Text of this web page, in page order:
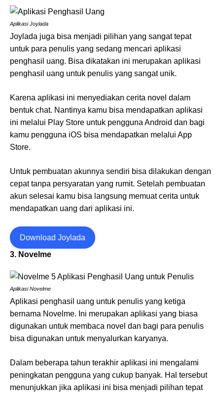
Aplikasi Joylada
Joylada juga bisa menjadi pilihan yang sangat tepat
untuk para penulis yang sedang mencari aplikasi
penghasil uang. Bisa dikatakan ini merupakan aplikasi
penghasil uang untuk penulis yang sangat unik.
Karena aplikasi ini menyediakan cerita novel dalam
bentuk chat. Nantinya kamu bisa mendapatkan aplikasi
ini melalui Play Store untuk pengguna Android dan bagi
kamu pengguna iOS bisa mendapatkan melalui App
Store.
Untuk pembuatan akunnya sendiri bisa dilakukan dengan
cepat tanpa persyaratan yang rumit. Setelah pembuatan
akun selesai kamu bisa langsung memuat cerita untuk
mendapatkan uang dari aplikasi ini.
Download Joylada
3. Novelme
Aplikasi Novelme
Aplikasi penghasil uang untuk penulis yang ketiga
bernama Novelme. Ini merupakan aplikasi yang biasa
digunakan untuk membaca novel dan bagi para penulis
bisa digunakan untuk menyalurkan karyanya.
Dalam beberapa tahun terakhir aplikasi ini mengalami
peningkatan pengguna yang cukup banyak. Hal tersebut
menunjukkan jika aplikasi ini bisa menjadi pilihan tepat